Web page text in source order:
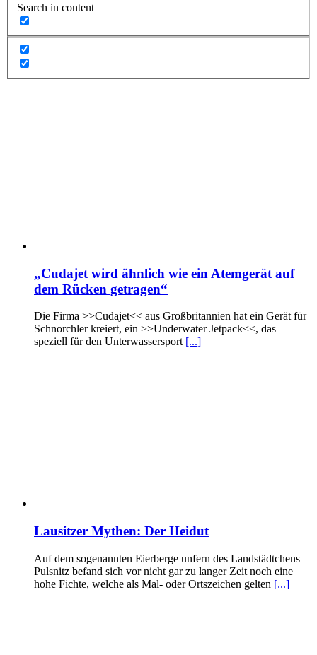
Search in content
„Cudajet wird ähnlich wie ein Atemgerät auf
dem Rücken getragen“
Die Firma >>Cudajet<< aus Großbritannien hat ein Gerät für
Schnorchler kreiert, ein >>Underwater Jetpack<<, das
speziell für den Unterwassersport [...]
Lausitzer Mythen: Der Heidut
Auf dem sogenannten Eierberge unfern des Landstädtchens
Pulsnitz befand sich vor nicht gar zu langer Zeit noch eine
hohe Fichte, welche als Mal- oder Ortszeichen gelten [...]